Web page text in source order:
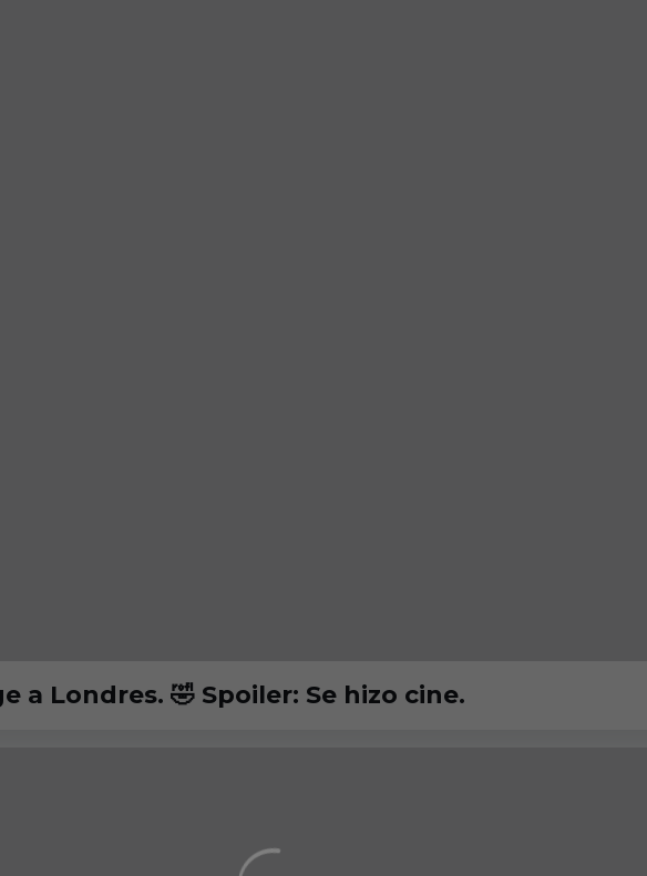
📽️ Me llevé mi cámara vintage a Londres. 🤣 Spoiler: Se hizo cine.